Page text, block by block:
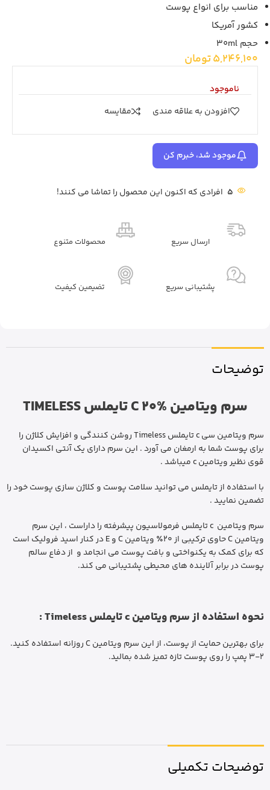
مناسب برای انواع پوست
کشور آمریکا
حجم 30ml
5,246,100تومان
ناموجود
افزودن به علاقه مندی
مقايسه
موجود شد، خبرم کن
5 افرادی که اکنون این محصول را تماشا می کنند!
ارسال سریع محصولات متنوع
پشتیبانی سریع تضیمین کیفیت
توضیحات
سرم ویتامین C 20% تایملس TIMELESS
سرم ویتامین سی c تایملس Timeless روشن کنندگی و افزایش کلاژن را
برای پوست شما به ارمغان می آورد . این سرم دارای یک آنتی اکسیدان
قوی نظیر ویتامین c میباشد .
با استفاده از تایملس می توانید سلامت پوست و کلاژن سازی پوست خود را
تضمین نمایید .
سرم ویتامین c تایملس فرمولاسیون پیشرفته را داراست ، این سرم
ویتامین C حاوی ترکیبی از 20٪ ویتامین C و E در کنار اسید فرولیک است
که برای کمک به یکنواختی و بافت پوست می انجامد و از دفاع سالم
پوست در برابر آلاینده های محیطی پشتیبانی می کند.
نحوه استفاده از سرم ویتامین c تایملس Timeless :
برای بهترین حمایت از پوست، از این سرم ویتامین C روزانه استفاده کنید.
2-3 پمپ را روی پوست تازه تمیز شده بمالید.
توضیحات تکمیلی